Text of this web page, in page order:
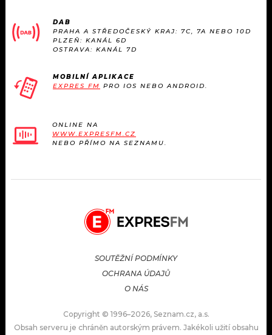
DAB
PRAHA A STŘEDOČESKÝ KRAJ: 7C, 7A NEBO 10D
PLZEŇ: KANÁL 6D
OSTRAVA: KANÁL 7D
MOBILNÍ APLIKACE
EXPRES FM PRO IOS NEBO ANDROID.
ONLINE NA
WWW.EXPRESFM.CZ
NEBO PŘÍMO NA SEZNAMU.
SOUTĚŽNÍ PODMÍNKY
OCHRANA ÚDAJŮ
O NÁS
Copyright © 1996–2026, Seznam.cz, a.s.
Obsah serveru je chráněn autorským právem. Jakékoli užití obsahu